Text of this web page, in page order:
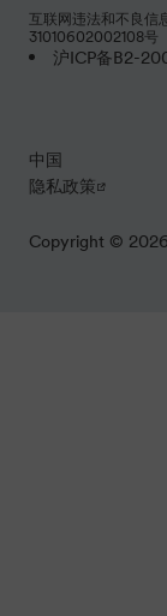
互联网违法和不良
31010602002108号
沪ICP备B2-
中国
隐私政策
Copyright ©